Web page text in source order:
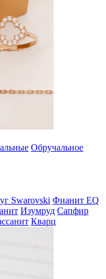
Обручальное
Swarovski Фианит EQ
Изумруд Сапфир
Кварц